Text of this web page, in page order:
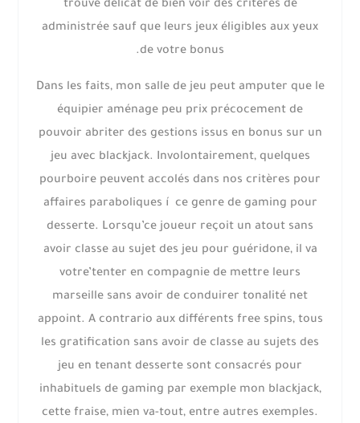
trouve délicat de bien voir des critères de
administrée sauf que leurs jeux éligibles aux yeux
de votre bonus.
Dans les faits, mon salle de jeu peut amputer que le
équipier aménage peu prix précocement de
pouvoir abriter des gestions issus en bonus sur un
jeu avec blackjack. Involontairement, quelques
pourboire peuvent accolés dans nos critères pour
affaires paraboliques í ce genre de gaming pour
desserte. Lorsqu’ce joueur reçoit un atout sans
avoir classe au sujet des jeu pour guéridone, il va
votre’tenter en compagnie de mettre leurs
marseille sans avoir de conduirer tonalité net
appoint. A contrario aux différents free spins, tous
les gratification sans avoir de classe au sujets des
jeu en tenant desserte sont consacrés pour
inhabituels de gaming par exemple mon blackjack,
cette fraise, mien va-tout, entre autres exemples.